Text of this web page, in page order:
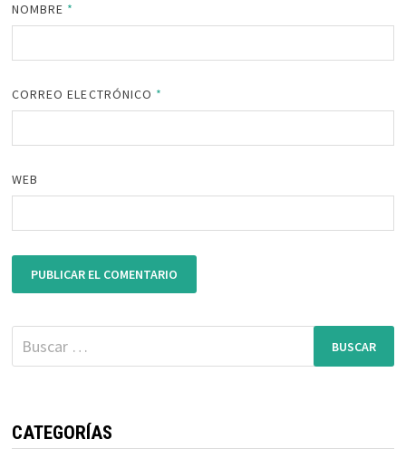
NOMBRE *
CORREO ELECTRÓNICO *
WEB
Buscar:
CATEGORÍAS